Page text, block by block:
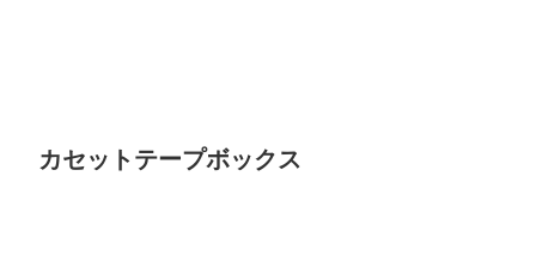
カセットテープボックス